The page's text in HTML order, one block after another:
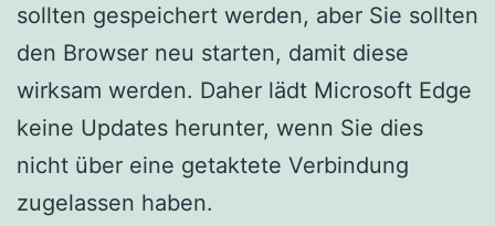
sollten gespeichert werden, aber Sie sollten
den Browser neu starten, damit diese
wirksam werden. Daher lädt Microsoft Edge
keine Updates herunter, wenn Sie dies
nicht über eine getaktete Verbindung
zugelassen haben.